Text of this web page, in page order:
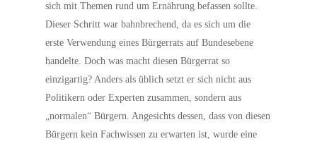
sich mit Themen rund um Ernährung befassen sollte.
Dieser Schritt war bahnbrechend, da es sich um die
erste Verwendung eines Bürgerrats auf Bundesebene
handelte. Doch was macht diesen Bürgerrat so
einzigartig? Anders als üblich setzt er sich nicht aus
Politikern oder Experten zusammen, sondern aus
„normalen“ Bürgern. Angesichts dessen, dass von diesen
Bürgern kein Fachwissen zu erwarten ist, wurde eine